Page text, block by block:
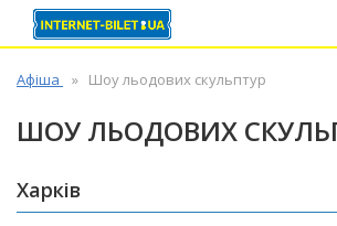
Афіша Шоу льодових скульптур
ШОУ ЛЬОДОВИХ
Харків